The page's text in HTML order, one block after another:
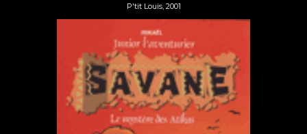
P'tit Louis, 2001